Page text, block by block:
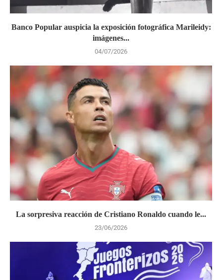
Banco Popular auspicia la exposición fotográfica Marileidy:
imágenes...
04/07/2026
La sorpresiva reacción de Cristiano Ronaldo cuando le...
23/06/2026